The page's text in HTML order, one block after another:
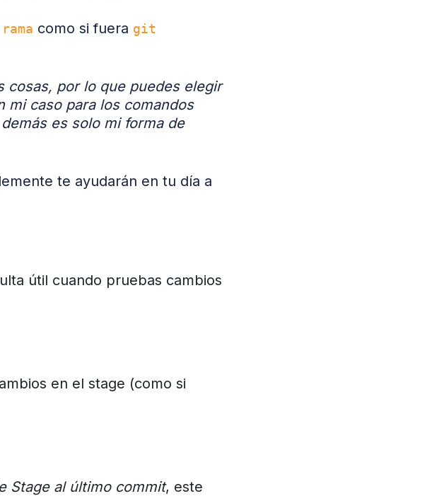
como si fuera git
cosas, por lo que puedes elegir
mi caso para los comandos
es solo mi forma de
te ayudarán en tu día a
útil cuando pruebas cambios
en el stage (como si
Stage al último commit, este